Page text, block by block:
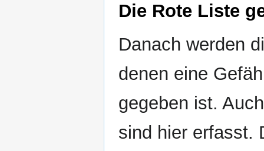
Die Rote Liste
Danach werden
denen eine
gegeben ist.
sind hier erfasst.